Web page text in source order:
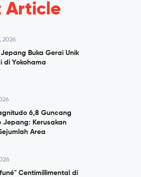
Article
2026
Buka Gerai Unik
di Yokohama
6,8 Guncang
Jepang: Kerusakan
Area
Centimillimental di